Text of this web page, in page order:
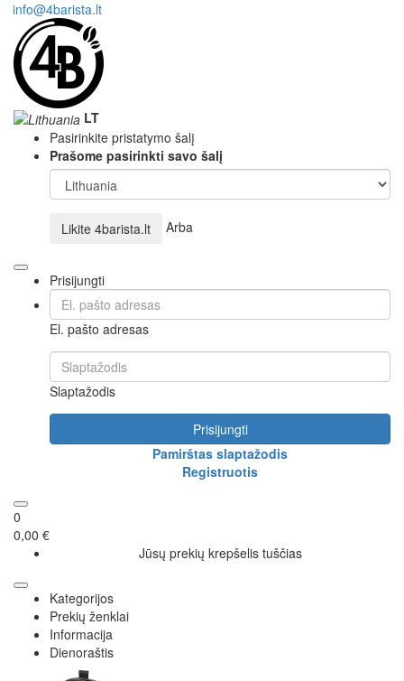
info@4barista.lt
LT
Pasirinkite pristatymo šalį
Prašome pasirinkti savo šalį
Likite 4barista.lt Arba
Prisijungti
El. pašto adresas
Slaptažodis
Prisijungti
Pamirštas slaptažodis
Registruotis
0
0,00 €
Jūsų prekių krepšelis tuščias
Kategorijos
Prekių ženklai
Informacija
Dienoraštis